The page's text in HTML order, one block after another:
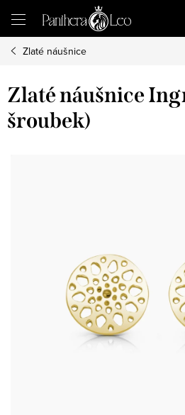
obsah
Zlaté náušnice
Zlaté náušnice
šroubek)